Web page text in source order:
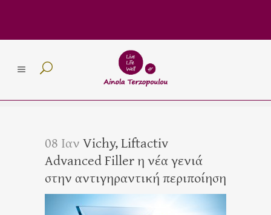
08 ΙανVichy, Liftactiv
Advanced Filler η νέα γενιά
στην αντιγηραντική περιποίηση